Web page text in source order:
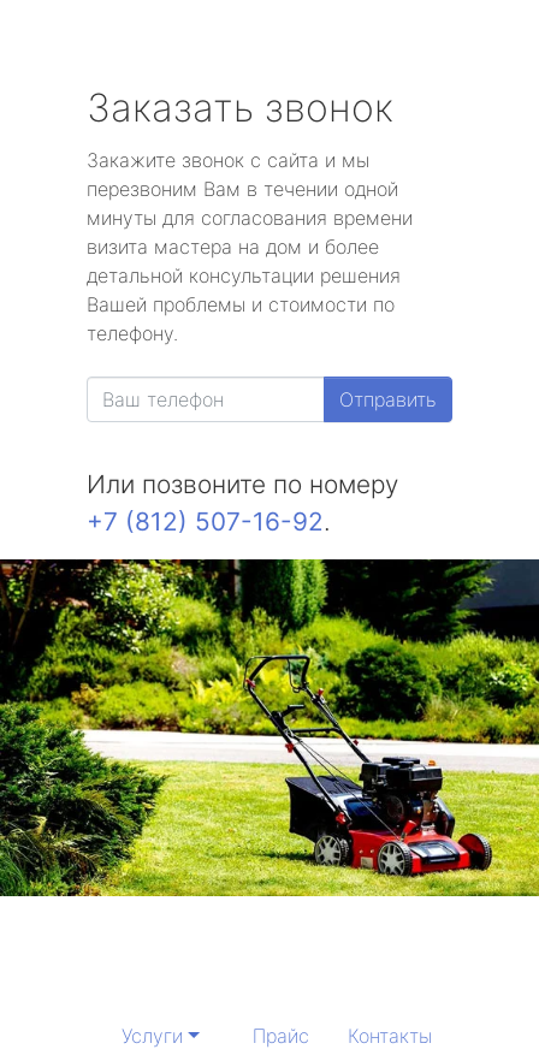
Заказать звонок
Закажите звонок с сайта и мы
перезвоним Вам в течении одной
минуты для согласования времени
визита мастера на дом и более
детальной консультации решения
Вашей проблемы и стоимости по
телефону.
Отправить
Или позвоните по номеру
+7 (812) 507-16-92.
Услуги Прайс Контакты